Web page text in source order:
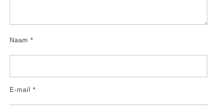
Naam *
E-mail *